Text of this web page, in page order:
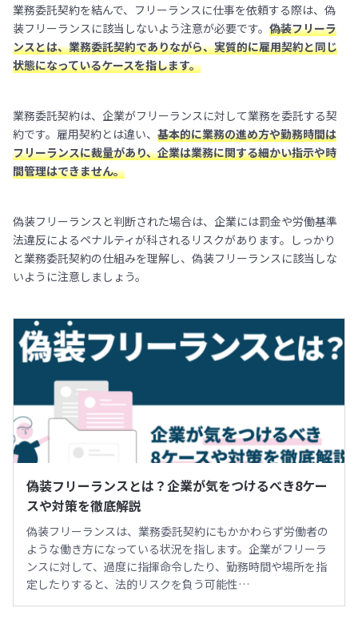
業務委託契約を結んで、フリーランスに仕事を依頼する際は、偽
装フリーランスに該当しないよう注意が必要です。 偽装フリーラ
ンスとは、業務委託契約でありながら、実質的に雇用契約と同じ
状態になっているケースを指します。
業務委託契約は、企業がフリーランスに対して業務を委託する契
約です。雇用契約とは違い、 基本的に業務の進め方や勤務時間は
フリーランスに裁量があり、企業は業務に関する細かい指示や時
間管理はできません。
偽装フリーランスと判断された場合は、企業には罰金や労働基準
法違反によるペナルティが科されるリスクがあります。しっかり
と業務委託契約の仕組みを理解し、偽装フリーランスに該当しな
いように注意しましょう。
偽装フリーランスとは？企業が気をつけるべき8ケー
スや対策を徹底解説
偽装フリーランスは、業務委託契約にもかかわらず労働者の
ような働き方になっている状況を指します。企業がフリーラ
ンスに対して、過度に指揮命令したり、勤務時間や場所を指
定したりすると、法的リスクを負う可能性…